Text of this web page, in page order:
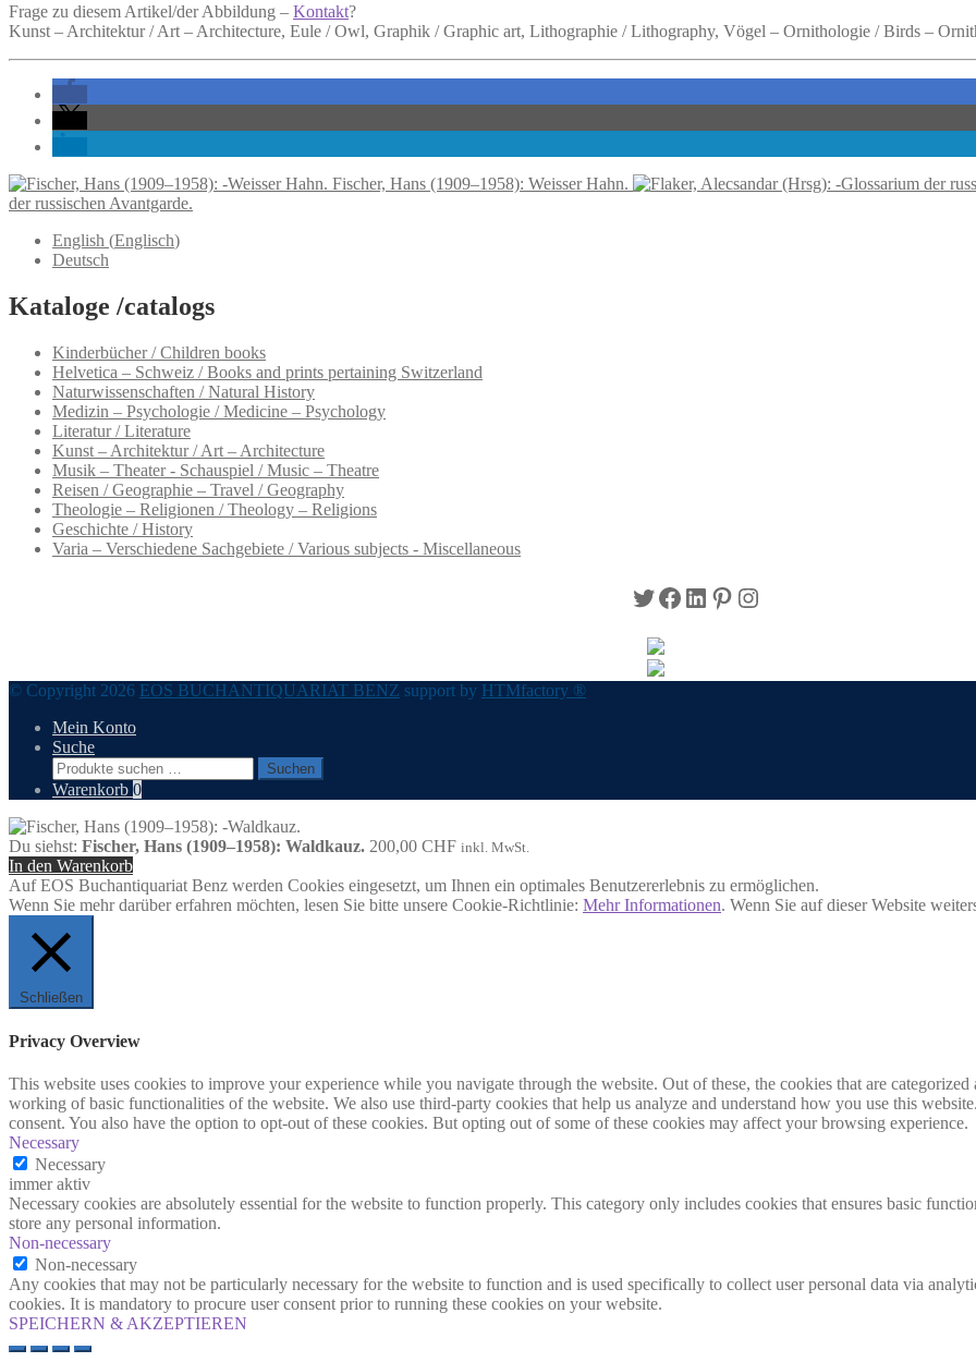
Frage zu diesem Artikel/der Abbildung – Kontakt?
Kunst – Architektur / Art – Architecture, Eule / Owl, Graphik / Graphic art, Lithographie / Lithography, Vögel – Ornithologie / Birds –
Fischer, Hans (1909–1958): Weisser Hahn.
der russischen Avantgarde.
English (Englisch)
Deutsch
Kataloge /catalogs
Kinderbücher / Children books
Helvetica – Schweiz / Books and prints pertaining Switzerland
Naturwissenschaften / Natural History
Medizin – Psychologie / Medicine – Psychology
Literatur / Literature
Kunst – Architektur / Art – Architecture
Musik – Theater - Schauspiel / Music – Theatre
Reisen / Geographie – Travel / Geography
Theologie – Religionen / Theology – Religions
Geschichte / History
Varia – Verschiedene Sachgebiete / Various subjects - Miscellaneous
Twitter
Facebook
LinkedIn
Pinterest
Instagram
© Copyright 2026 EOS BUCHANTIQUARIAT BENZ support by HTMfactory ®
Mein Konto
Suche
Suchen
nach:
Suchen
Warenkorb 0
Du siehst: Fischer, Hans (1909–1958): Waldkauz. 200,00 CHF inkl. MwSt.
In den Warenkorb
Auf EOS Buchantiquariat Benz werden Cookies eingesetzt, um Ihnen ein optimales Benutzererlebnis zu ermöglichen.
Wenn Sie mehr darüber erfahren möchten, lesen Sie bitte unsere Cookie-Richtlinie: Mehr Informationen. Wenn Sie auf dieser Website
Schließen
Privacy Overview
This website uses cookies to improve your experience while you navigate through the website. Out of these, the cookies that are categorized
working of basic functionalities of the website. We also use third-party cookies that help us analyze and understand how you use this
consent. You also have the option to opt-out of these cookies. But opting out of some of these cookies may affect your browsing experience.
Necessary
Necessary
immer aktiv
Necessary cookies are absolutely essential for the website to function properly. This category only includes cookies that ensures basic
store any personal information.
Non-necessary
Non-necessary
Any cookies that may not be particularly necessary for the website to function and is used specifically to collect user personal data via
cookies. It is mandatory to procure user consent prior to running these cookies on your website.
SPEICHERN & AKZEPTIEREN